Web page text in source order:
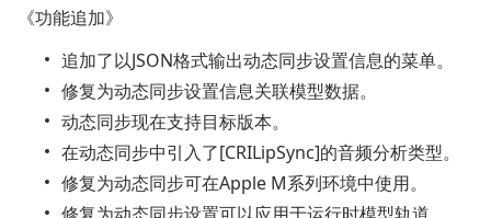
《功能追加》
追加了以JSON格式输出动态同步设置信息的菜单。
修复为动态同步设置信息关联模型数据。
动态同步现在支持目标版本。
在动态同步中引入了[CRILipSync]的音频分析类型。
修复为动态同步可在Apple M系列环境中使用。